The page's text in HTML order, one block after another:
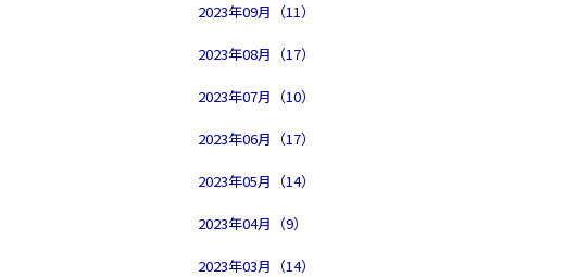
2023年09月（11）
2023年08月（17）
2023年07月（10）
2023年06月（17）
2023年05月（14）
2023年04月（9）
2023年03月（14）